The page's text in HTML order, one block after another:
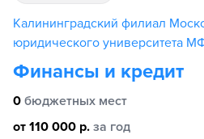
Калининградский филиал
юридического университета
Финансы и кредит
0 бюджетных мест
от 110 000 р. за год